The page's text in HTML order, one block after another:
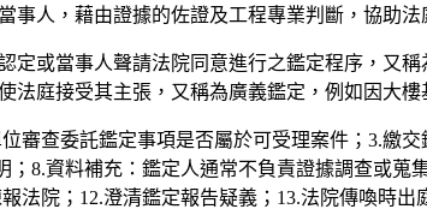
人，藉由證據的佐證及工程專業判斷，協助
或當事人聲請法院同意進行之鑑定程序，又
庭接受其主張，又稱為廣義鑑定，例如因大樓
審查委託鑑定事項是否屬於可受理案件；3.繳
8.資料補充：鑑定人通常不負責證據調查或蒐
法院；12.澄清鑑定報告疑義；13.法院傳喚時出